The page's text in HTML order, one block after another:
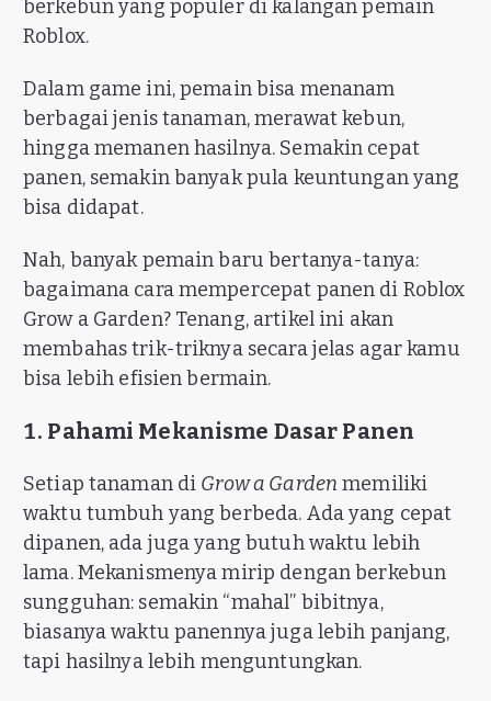
berkebun yang populer di kalangan pemain
Roblox.
Dalam game ini, pemain bisa menanam
berbagai jenis tanaman, merawat kebun,
hingga memanen hasilnya. Semakin cepat
panen, semakin banyak pula keuntungan yang
bisa didapat.
Nah, banyak pemain baru bertanya-tanya:
bagaimana cara mempercepat panen di Roblox
Grow a Garden? Tenang, artikel ini akan
membahas trik-triknya secara jelas agar kamu
bisa lebih efisien bermain.
1. Pahami Mekanisme Dasar Panen
Setiap tanaman di Grow a Garden memiliki
waktu tumbuh yang berbeda. Ada yang cepat
dipanen, ada juga yang butuh waktu lebih
lama. Mekanismenya mirip dengan berkebun
sungguhan: semakin “mahal” bibitnya,
biasanya waktu panennya juga lebih panjang,
tapi hasilnya lebih menguntungkan.